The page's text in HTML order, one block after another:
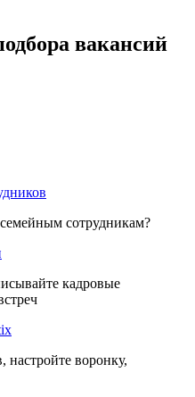
вакансий
сотрудникам?
кадровые
настройте воронку,